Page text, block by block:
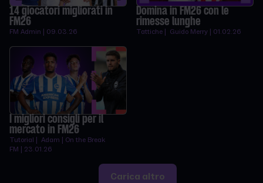
14 giocatori migliorati in
FM26
FM Admin | 09.03.26
Domina in FM26 con le
rimesse lunghe
Tattiche | Guido Merry | 01.02.26
I migliori consigli per il
mercato in FM26
Tutorial | Adam | On the Break
FM | 23.01.26
Carica altro